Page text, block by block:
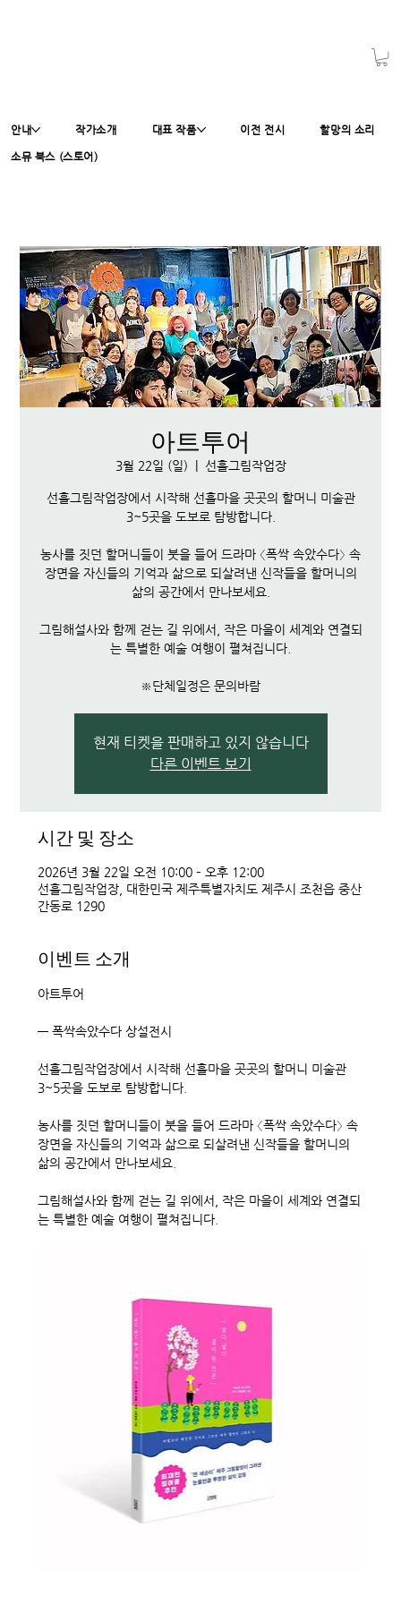
안내 작가소개 대표 작품 이전 전시 할망의 소리
소뮤 북스 (스토어)
아트투어
3월 22일 (일) 선흘그림작업장
선흘그림작업장에서 시작해 선흘마을 곳곳의 할머니 미술관
3~5곳을 도보로 탐방합니다.
농사를 짓던 할머니들이 붓을 들어 드라마 〈폭싹 속았수다〉 속
장면을 자신들의 기억과 삶으로 되살려낸 신작들을 할머니의
삶의 공간에서 만나보세요.
그림해설사와 함께 걷는 길 위에서, 작은 마을이 세계와 연결되
는 특별한 예술 여행이 펼쳐집니다.
※단체일정은 문의바람
현재 티켓을 판매하고 있지 않습니다
다른 이벤트 보기
시간 및 장소
2026년 3월 22일 오전 10:00 – 오후 12:00
선흘그림작업장, 대한민국 제주특별자치도 제주시 조천읍 중산
간동로 1290
이벤트 소개
아트투어
― 폭싹속았수다 상설전시
선흘그림작업장에서 시작해 선흘마을 곳곳의 할머니 미술관
3~5곳을 도보로 탐방합니다.
농사를 짓던 할머니들이 붓을 들어 드라마 〈폭싹 속았수다〉 속
장면을 자신들의 기억과 삶으로 되살려낸 신작들을 할머니의
삶의 공간에서 만나보세요.
그림해설사와 함께 걷는 길 위에서, 작은 마을이 세계와 연결되
는 특별한 예술 여행이 펼쳐집니다.